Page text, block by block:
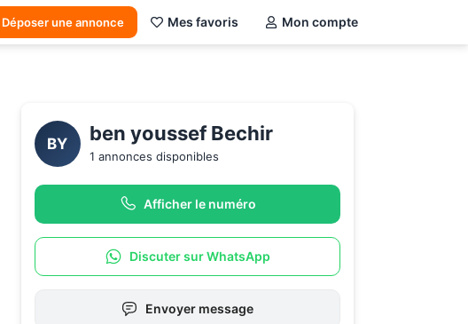
Déposer une annonce Mes favoris Mon compte
BY ben youssef Bechir
1 annonces disponibles
Afficher le numéro
Discuter sur WhatsApp
Envoyer message